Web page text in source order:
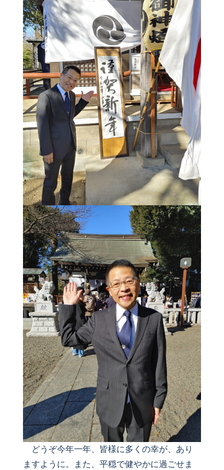
どうぞ今年一年、皆様に多くの幸が、あり
ますように。また、平穏で健やかに過ごせま